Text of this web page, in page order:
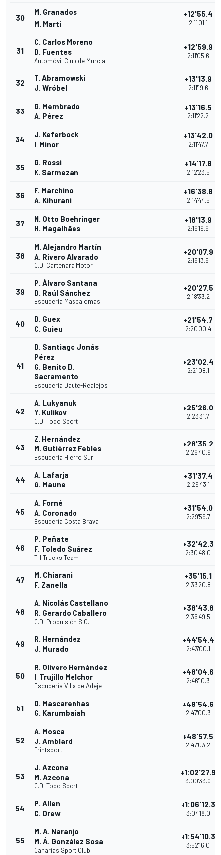
30
M. Granados
M. Marti
+12'55.4
2:11'01.1
31
C. Carlos Moreno
D. Fuentes
Automóvil Club de Murcia
+12'59.9
2:11'05.6
32
T. Abramowski
J. Wróbel
+13'13.9
2:11'19.6
33
G. Membrado
A. Pérez
+13'16.5
2:11'22.2
34
J. Keferbock
I. Minor
+13'42.0
2:11'47.7
35
G. Rossi
K. Sarmezan
+14'17.8
2:12'23.5
36
F. Marchino
A. Kihurani
+16'38.8
2:14'44.5
37
N. Otto Boehringer
H. Magalhães
+18'13.9
2:16'19.6
38
M. Alejandro Martín
A. Rivero Alvarado
C.D. Cartenara Motor
+20'07.9
2:18'13.6
39
P. Álvaro Santana
D. Raúl Sánchez
Escudería Maspalomas
+20'27.5
2:18'33.2
40
D. Guex
C. Guieu
+21'54.7
2:20'00.4
41
D. Santiago Jonás
Pérez
G. Benito D.
Sacramento
Escudería Daute-Realejos
+23'02.4
2:21'08.1
42
A. Lukyanuk
Y. Kulikov
C.D. Todo Sport
+25'26.0
2:23'31.7
43
Z. Hernández
M. Gutiérrez Febles
Escudería Hierro Sur
+28'35.2
2:26'40.9
44
A. Lafarja
G. Maune
+31'37.4
2:29'43.1
45
A. Forné
A. Coronado
Escudería Costa Brava
+31'54.0
2:29'59.7
46
P. Peñate
F. Toledo Suárez
TH Trucks Team
+32'42.3
2:30'48.0
47
M. Chiarani
F. Zanella
+35'15.1
2:33'20.8
48
A. Nicolás Castellano
R. Gerardo Caballero
C.D. Propulsión S.C.
+38'43.8
2:36'49.5
49
R. Hernández
J. Murado
+44'54.4
2:43'00.1
50
R. Olivero Hernández
I. Trujillo Melchor
Escudería Villa de Adeje
+48'04.6
2:46'10.3
51
D. Mascarenhas
G. Karumbaiah
+48'54.6
2:47'00.3
52
A. Mosca
J. Amblard
Printsport
+48'57.5
2:47'03.2
53
J. Azcona
M. Azcona
C.D. Todo Sport
+1:02'27.9
3:00'33.6
54
P. Allen
C. Drew
+1:06'12.3
3:04'18.0
55
M. A. Naranjo
M. Á. González Sosa
Canarias Sport Club
+1:54'10.3
3:52'16.0